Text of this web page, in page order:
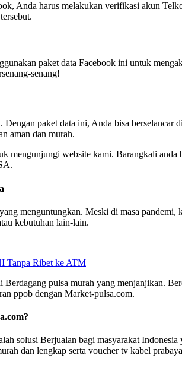
Anda harus melakukan verifikasi akun
paket data Facebook ini untuk
senang!
Dengan paket data ini, Anda bisa
aman dan murah.
mengunjungi website kami. Barangkali
menguntungkan. Meski di masa
kebutuhan lain-lain.
Tanpa Ribet ke ATM
pulsa murah yang menjanjikan.
ppob dengan Market-pulsa.com.
solusi Berjualan bagi masyarakat
dan lengkap serta voucher tv kabel